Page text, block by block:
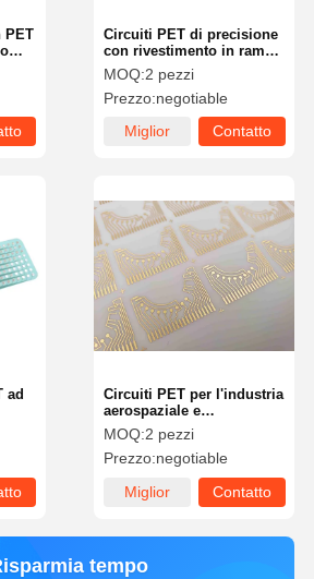
PET
Circuiti PET di precisione
con rivestimento in rame e
in oro per una affidabilità
senza pari
MOQ:2 pezzi
Prezzo:negotiable
Miglior
Contatto
ad
Circuiti PET per l'industria
aerospaziale e
dell'elettronica
automobilistica con
rivestimento in rame e in
MOQ:2 pezzi
Prezzo:negotiable
Miglior
Contatto
tempo